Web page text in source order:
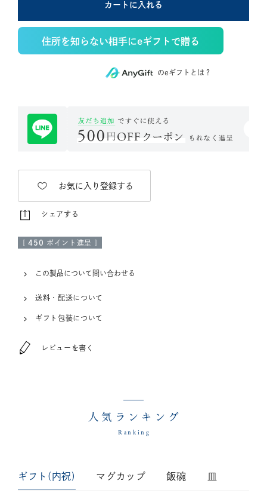
カートに入れる
住所を知らない相手にeギフトで贈る
のeギフトとは？
お気に入り登録する
シェアする
[ 450 ポイント進呈 ]
この製品について問い合わせる
送料・配送について
ギフト包装について
レビューを書く
人気ランキング
Ranking
ギフト(内祝) マグカップ 飯碗 皿